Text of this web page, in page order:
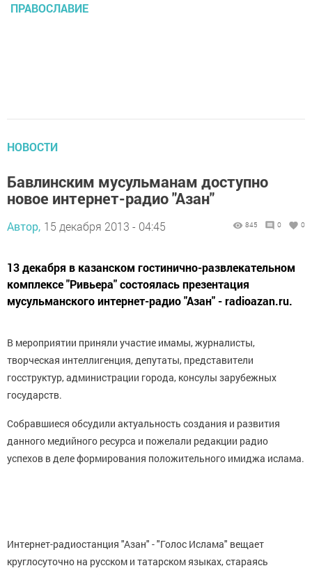
ПРАВОСЛАВИЕ
НОВОСТИ
Бавлинским мусульманам доступно
новое интернет-радио "Азан"
Автор, 15 декабря 2013 - 04:45 845 0 0
13 декабря в казанском гостинично-развлекательном
комплексе "Ривьера" состоялась презентация
мусульманского интернет-радио "Азан" - radioazan.ru.
В мероприятии приняли участие имамы, журналисты,
творческая интеллигенция, депутаты, представители
госструктур, администрации города, консулы зарубежных
государств.
Собравшиеся обсудили актуальность создания и развития
данного медийного ресурса и пожелали редакции радио
успехов в деле формирования положительного имиджа ислама.
Интернет-радиостанция "Азан" - "Голос Ислама" вещает
круглосуточно на русском и татарском языках, стараясь